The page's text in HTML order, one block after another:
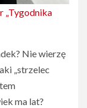
„Tygodnika
Nie wierzę
„strzelec
ma lat?